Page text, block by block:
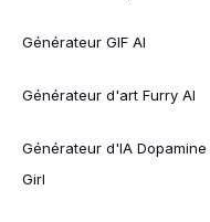
Générateur GIF AI
Générateur d'art Furry AI
Générateur d'IA Dopamine
Girl